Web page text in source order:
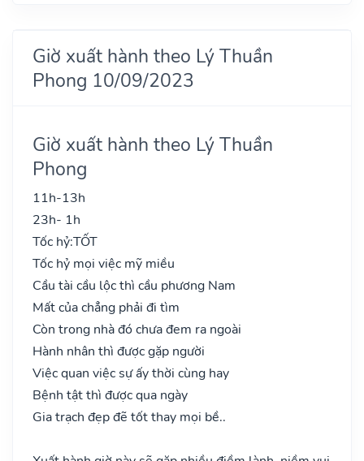
Giờ xuất hành theo Lý Thuần
Phong 10/09/2023
Giờ xuất hành theo Lý Thuần
Phong
11h-13h
23h- 1h
Tốc hỷ:TỐT
Tốc hỷ mọi việc mỹ miều
Cầu tài cầu lộc thì cầu phương Nam
Mất của chẳng phải đi tìm
Còn trong nhà đó chưa đem ra ngoài
Hành nhân thì được gặp người
Việc quan việc sự ấy thời cùng hay
Bệnh tật thì được qua ngày
Gia trạch đẹp đẽ tốt thay mọi bề..